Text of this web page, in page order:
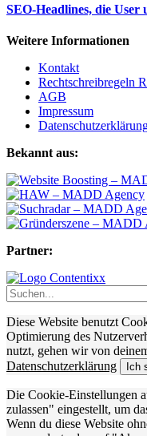
SEO-Headlines, die User
Weitere Informationen
Kontakt
Rechtschreibregeln
AGB
Impressum
Bekannt aus:
Partner:
Diese Website benutzt
Optimierung des
nutzt, gehen wir von
Datenschutzerklärung
Ich
Die Cookie-Einstellungen
zulassen" eingestellt, um
Wenn du diese Website